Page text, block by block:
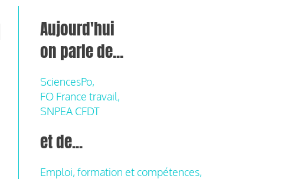
Aujourd'hui
on parle de...
SciencesPo,
FO France travail,
SNPEA CFDT
et de...
Emploi, formation et compétences,